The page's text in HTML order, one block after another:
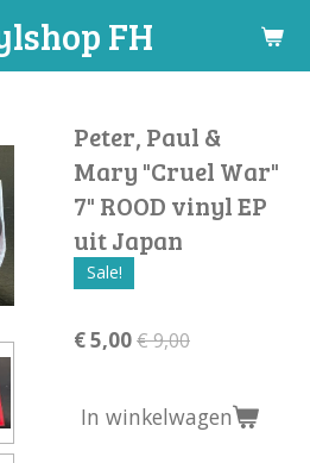
FH
Peter, Paul &
Mary "Cruel War"
7" ROOD vinyl EP
uit Japan
Sale!
€ 5,00€ 9,00
In winkelwagen